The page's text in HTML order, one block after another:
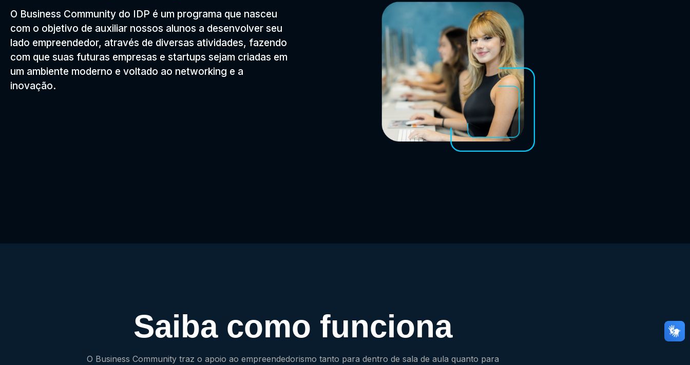
O Business Community do IDP é um programa que nasceu
com o objetivo de auxiliar nossos alunos a desenvolver seu
lado empreendedor, através de diversas atividades, fazendo
com que suas futuras empresas e startups sejam criadas em
um ambiente moderno e voltado ao networking e a
inovação.
Saiba como funciona
O Business Community traz o apoio ao empreendedorismo tanto para dentro de sala de aula quanto para